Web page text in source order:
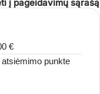
į pageidavimų sąrašą
€
punkte